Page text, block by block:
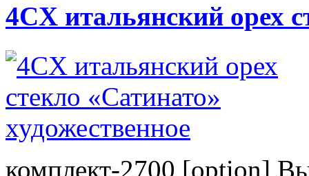
4CХ итальянский орех
комплект-2700 [option]